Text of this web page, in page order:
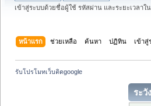
เข้าสู่ระบบด้วยชื่อผู้ใช้ รหัสผ่าน และระยะเวลาใ
หน้าแรก ช่วยเหลือ ค้นหา ปฏิทิน เข้าสู่
รับโปรโมทเว็บติดgoogle
ระวั